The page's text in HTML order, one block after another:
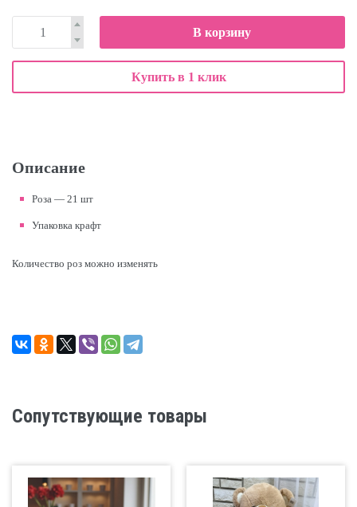
В корзину
Купить в 1 клик
Описание
Роза — 21 шт
Упаковка крафт
Количество роз можно изменять
Сопутствующие товары